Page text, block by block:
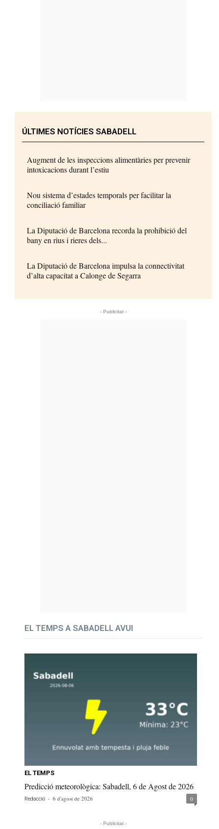
ÚLTIMES NOTÍCIES SABADELL
Augment de les inspeccions alimentàries per prevenir
intoxicacions durant l’estiu
Nou sistema d’estades temporals per facilitar la
conciliació familiar
La Diputació de Barcelona recorda la prohibició del
bany en rius i rieres dels...
La Diputació de Barcelona impulsa la connectivitat
d’alta capacitat a Calonge de Segarra
- Publicitat -
EL TEMPS A SABADELL AVUI
EL TEMPS
Predicció meteorològica: Sabadell, 6 de Agost de 2026
Redacció - 6 d'agost de 2026 0
- Publicitat -